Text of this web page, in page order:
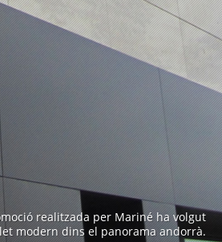
realitzada per Mariné ha volgut
modern dins el panorama andorrà.
a Andorra construït als anys 70 i
prestigiós com es en Ricard
Bofill.